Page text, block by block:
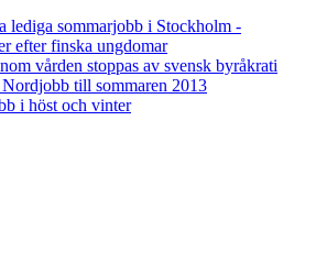
lediga sommarjobb i Stockholm -
efter finska ungdomar
vården stoppas av svensk byråkrati
till sommaren 2013
i höst och vinter